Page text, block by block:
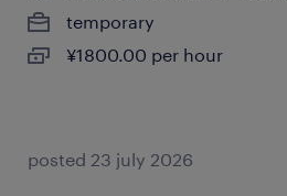
temporary
¥1800.00 per hour
posted 23 july 2026